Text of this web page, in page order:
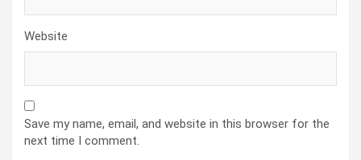
Website
Save my name, email, and website in this browser for the
next time I comment.